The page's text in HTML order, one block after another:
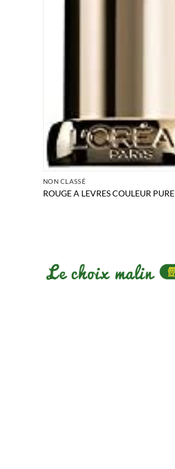
NON CLASSÉ
ROUGE A LEVRES COULEUR PURE